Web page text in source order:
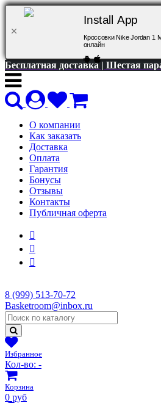
Install App
Кроссовки Nike Jordan 1
онлайн
Бесплатная доставка | Шестая
О компании
Как заказать
Доставка
Оплата
Гарантия
Бонусы
Отзывы
Контакты
Публичная оферта
8 (999) 513-70-72
Basketroom@inbox.ru
Избранное
Кол-во: -
Корзина
0 руб